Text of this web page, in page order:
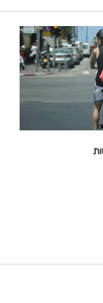
ח
ד
ש
ו
ת